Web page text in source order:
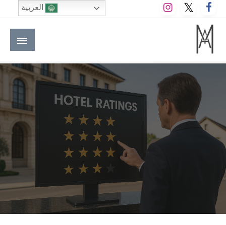
التخطي
إلى
المحتوى
M A hotels | إم ايه هوتيلز
الموقع الأول للعاملين في الفنادق في العالم العربي
العربية